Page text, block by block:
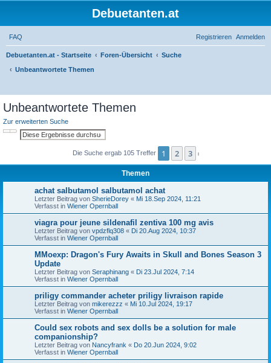
Debuetanten.at
FAQ Anmelden
Registrieren
Debuetanten.at - Startseite Foren-Übersicht
Suche
Unbeantwortete Themen
S
Unbeantwortete Themen
Zur erweiterten Suche
Suche
Erweiterte Suche
Die Suche ergab 105 Treffer 1 2 3
Themen
achat salbutamol salbutamol achat
Letzter Beitrag von SherieDorey « Mi 18.Sep 2024, 11:21
Verfasst in Wiener Opernball
viagra pour jeune sildenafil zentiva 100 mg avis
Letzter Beitrag von vpdzflq308 « Di 20.Aug 2024, 10:37
Verfasst in Wiener Opernball
MMoexp: Dragon's Fury Awaits in Skull and Bones Season 3
Update
Letzter Beitrag von Seraphinang « Di 23.Jul 2024, 7:14
Verfasst in Wiener Opernball
priligy commander acheter priligy livraison rapide
Letzter Beitrag von mikerezzz « Mi 10.Jul 2024, 19:17
Verfasst in Wiener Opernball
Could sex robots and sex dolls be a solution for male
companionship?
Letzter Beitrag von Nancyfrank « Do 20.Jun 2024, 9:02
Verfasst in Wiener Opernball